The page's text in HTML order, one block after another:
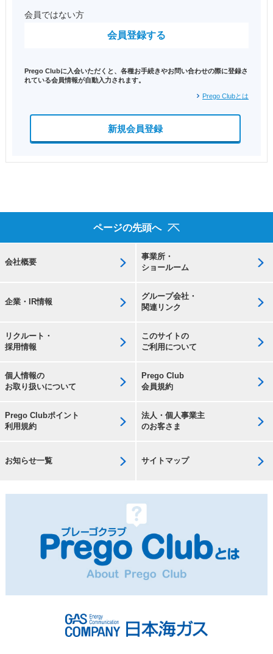
会員ではない方
会員登録する
Prego Clubに入会いただくと、各種お手続きやお問い合わせの際に登録さ
れている会員情報が自動入力されます。
Prego Clubとは
新規会員登録
ページの先頭へ
会社概要
事業所・
ショールーム
企業・IR情報
グループ会社・
関連リンク
リクルート・
採用情報
このサイトの
ご利用について
個人情報の
お取り扱いについて
Prego Club
会員規約
Prego Clubポイント
利用規約
法人・個人事業主
のお客さま
お知らせ一覧 サイトマップ